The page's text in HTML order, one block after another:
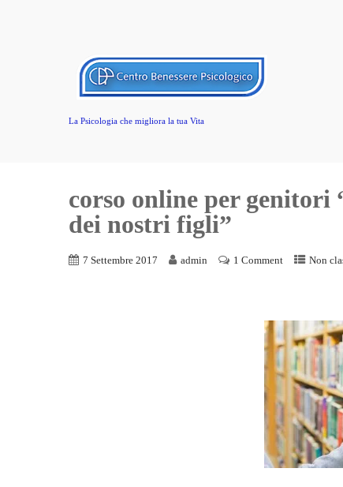
La Psicologia che migliora la tua Vita
corso online per genitori
dei nostri figli”
7 Settembre 2017 admin 1 Comment Non